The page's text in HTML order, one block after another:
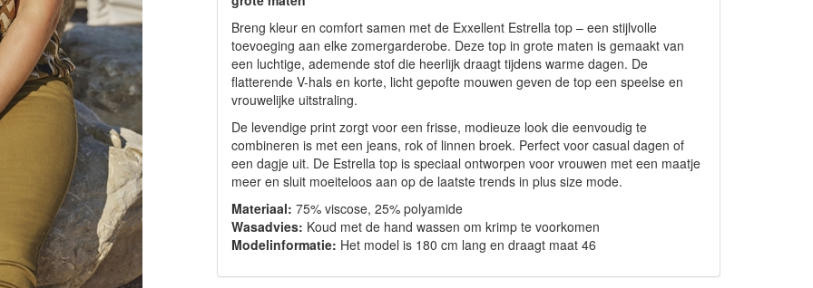
Breng kleur en comfort samen met de Exxellent Estrella top – een stijlvolle
toevoeging aan elke zomergarderobe. Deze top in grote maten is gemaakt van
een luchtige, ademende stof die heerlijk draagt tijdens warme dagen. De
flatterende V-hals en korte, licht gepofte mouwen geven de top een speelse en
vrouwelijke uitstraling.
De levendige print zorgt voor een frisse, modieuze look die eenvoudig te
combineren is met een jeans, rok of linnen broek. Perfect voor casual dagen of
een dagje uit. De Estrella top is speciaal ontworpen voor vrouwen met een maatje
meer en sluit moeiteloos aan op de laatste trends in plus size mode.
Materiaal: 75% viscose, 25% polyamide
Wasadvies: Koud met de hand wassen om krimp te voorkomen
Modelinformatie: Het model is 180 cm lang en draagt maat 46